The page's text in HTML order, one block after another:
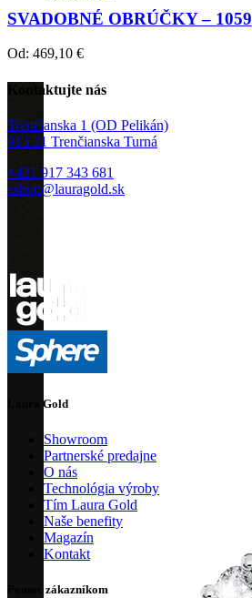
SVADOBNÉ OBRÚČKY – 1059
Od: 469,10 €
Kontaktujte nás
Trenčianska 1 (OD Pelikán)
913 21 Trenčianska Turná
+421 917 343 681
eshop@lauragold.sk
Laura Gold
Showroom
Partnerské predajne
O nás
Technológia výroby
Tím Laura Gold
Naše benefity
Magazín
Kontakt
Pomoc zákazníkom